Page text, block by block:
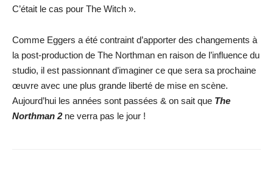
C’était le cas pour The Witch ».
Comme Eggers a été contraint d’apporter des changements à
la post-production de The Northman en raison de l’influence du
studio, il est passionnant d’imaginer ce que sera sa prochaine
œuvre avec une plus grande liberté de mise en scène.
Aujourd’hui les années sont passées & on sait que The
Northman 2 ne verra pas le jour !